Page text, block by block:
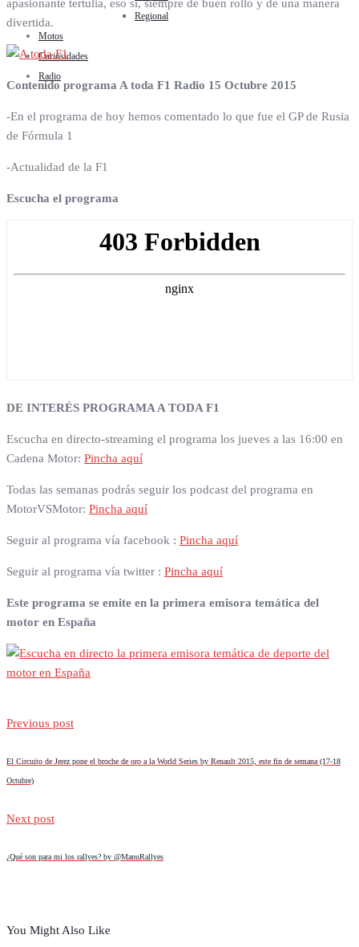
Regional
Motos
Curiosidades
Radio
apasionante tertulia, eso sí, siempre de buen rollo y de una manera
divertida.
Contenido programa A toda F1 Radio 15 Octubre 2015
-En el programa de hoy hemos comentado lo que fue el GP de Rusia
de Fórmula 1
-Actualidad de la F1
Escucha el programa
DE INTERÉS PROGRAMA A TODA F1
Escucha en directo-streaming el programa los jueves a las 16:00 en
Cadena Motor: Pincha aquí
Todas las semanas podrás seguir los podcast del programa en
MotorVSMotor: Pincha aquí
Seguir al programa vía facebook : Pincha aquí
Seguir al programa vía twitter : Pincha aquí
Este programa se emite en la primera emisora temática del
motor en España
Previous post
El Circuito de Jerez pone el broche de oro a la World Series by Renault 2015, este fin de semana (17-18
Octubre)
Next post
¿Qué son para mi los rallyes? by @ManuRallyes
You Might Also Like